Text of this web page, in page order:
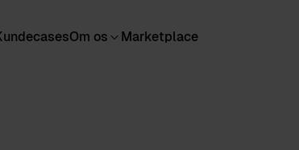
Om os Marketplace